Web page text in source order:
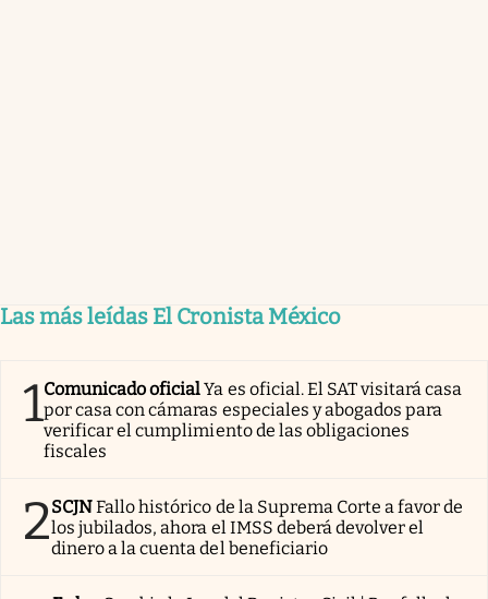
Las más leídas El Cronista México
1Comunicado oficialYa es oficial. El SAT visitará casa
por casa con cámaras especiales y abogados para
verificar el cumplimiento de las obligaciones
fiscales
2SCJNFallo histórico de la Suprema Corte a favor de
los jubilados, ahora el IMSS deberá devolver el
dinero a la cuenta del beneficiario